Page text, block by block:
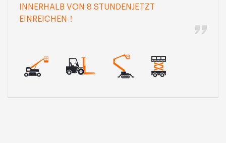
INNERHALB VON 8 STUNDENJETZT
EINREICHEN！